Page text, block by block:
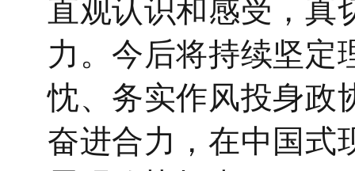
直观认识和感受 ，
力。今后将持续坚定
忱、务实作风投身政
奋进合力，在中国式